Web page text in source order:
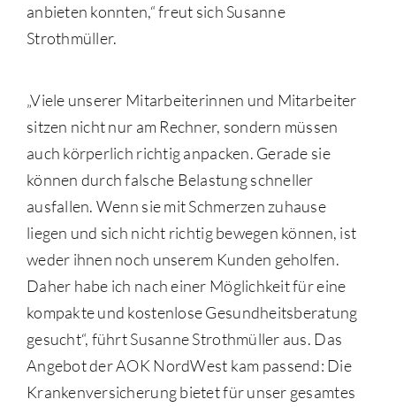
anbieten konnten,“ freut sich Susanne
Strothmüller.
„Viele unserer Mitarbeiterinnen und Mitarbeiter
sitzen nicht nur am Rechner, sondern müssen
auch körperlich richtig anpacken. Gerade sie
können durch falsche Belastung schneller
ausfallen. Wenn sie mit Schmerzen zuhause
liegen und sich nicht richtig bewegen können, ist
weder ihnen noch unserem Kunden geholfen.
Daher habe ich nach einer Möglichkeit für eine
kompakte und kostenlose Gesundheitsberatung
gesucht“, führt Susanne Strothmüller aus. Das
Angebot der AOK NordWest kam passend: Die
Krankenversicherung bietet für unser gesamtes